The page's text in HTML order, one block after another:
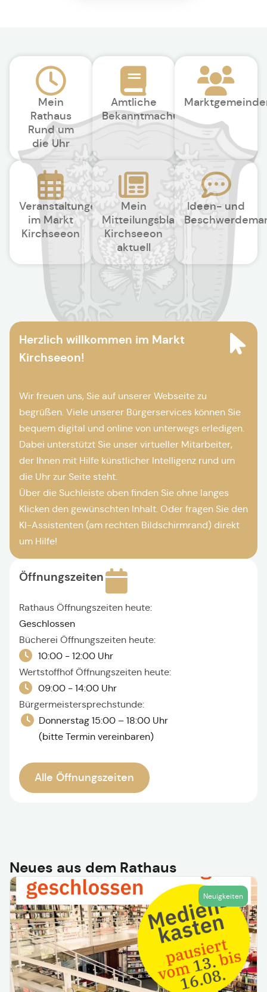
Mein
Rathaus
Rund um
die Uhr
Amtliche
Bekanntmachungen
Veranstaltungen
im Markt
Kirchseeon
Mein
Mitteilungsblatt
Kirchseeon
aktuell
Ideen- und
Herzlich willkommen im Markt
Kirchseeon!
Wir freuen uns, Sie auf unserer Webseite zu
begrüßen. Viele unserer Bürgerservices können Sie
bequem digital und online von unterwegs erledigen.
Dabei unterstützt Sie unser virtueller Mitarbeiter,
der Ihnen mit Hilfe künstlicher Intelligenz rund um
die Uhr zur Seite steht.
Über die Suchleiste oben finden Sie ohne langes
Klicken den gewünschten Inhalt. Oder fragen Sie den
KI-Assistenten (am rechten Bildschirmrand) direkt
um Hilfe!
Öffnungszeiten
Rathaus Öffnungszeiten heute:
Geschlossen
Bücherei Öffnungszeiten heute:
10:00 - 12:00 Uhr
Wertstoffhof Öffnungszeiten heute:
09:00 - 14:00 Uhr
Bürgermeistersprechstunde:
Donnerstag 15:00 – 18:00 Uhr
(bitte Termin vereinbaren)
Alle Öffnungszeiten
Neues aus dem Rathaus
Neuigkeiten